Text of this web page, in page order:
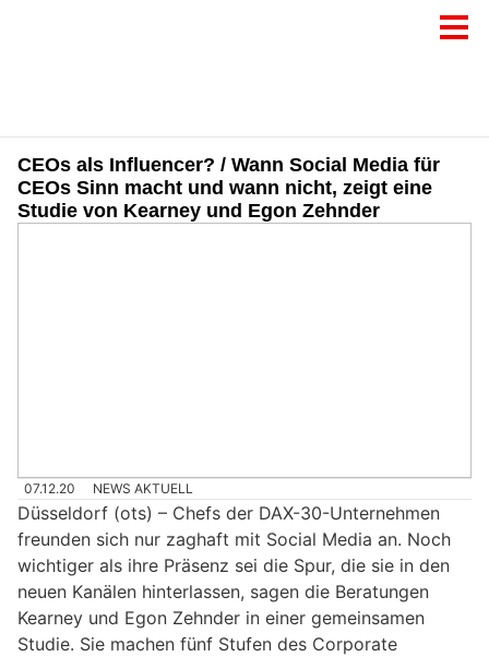
CEOs als Influencer? / Wann Social Media für
CEOs Sinn macht und wann nicht, zeigt eine
Studie von Kearney und Egon Zehnder
07.12.20 NEWS AKTUELL
Düsseldorf (ots) – Chefs der DAX-30-Unternehmen
freunden sich nur zaghaft mit Social Media an. Noch
wichtiger als ihre Präsenz sei die Spur, die sie in den
neuen Kanälen hinterlassen, sagen die Beratungen
Kearney und Egon Zehnder in einer gemeinsamen
Studie. Sie machen fünf Stufen des Corporate